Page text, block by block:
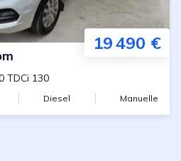
19 490 €
TDCi 130
Diesel Manuelle